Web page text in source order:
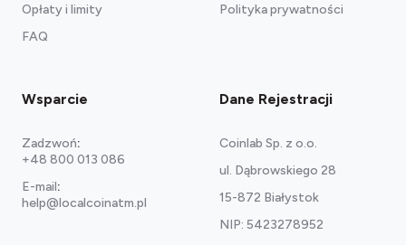
Opłaty i limity
FAQ
Polityka prywatności
Wsparcie
Zadzwoń:
+48 800 013 086
E-mail:
help@localcoinatm.pl
Dane Rejestracji
Coinlab Sp. z o.o.
ul. Dąbrowskiego 28
15-872 Białystok
NIP: 5423278952